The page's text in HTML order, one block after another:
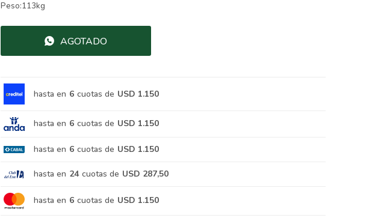
Peso:113kg
AGOTADO
hasta en 6 cuotas de USD 1.150
hasta en 6 cuotas de USD 1.150
hasta en 6 cuotas de USD 1.150
hasta en 24 cuotas de USD 287,50
hasta en 6 cuotas de USD 1.150